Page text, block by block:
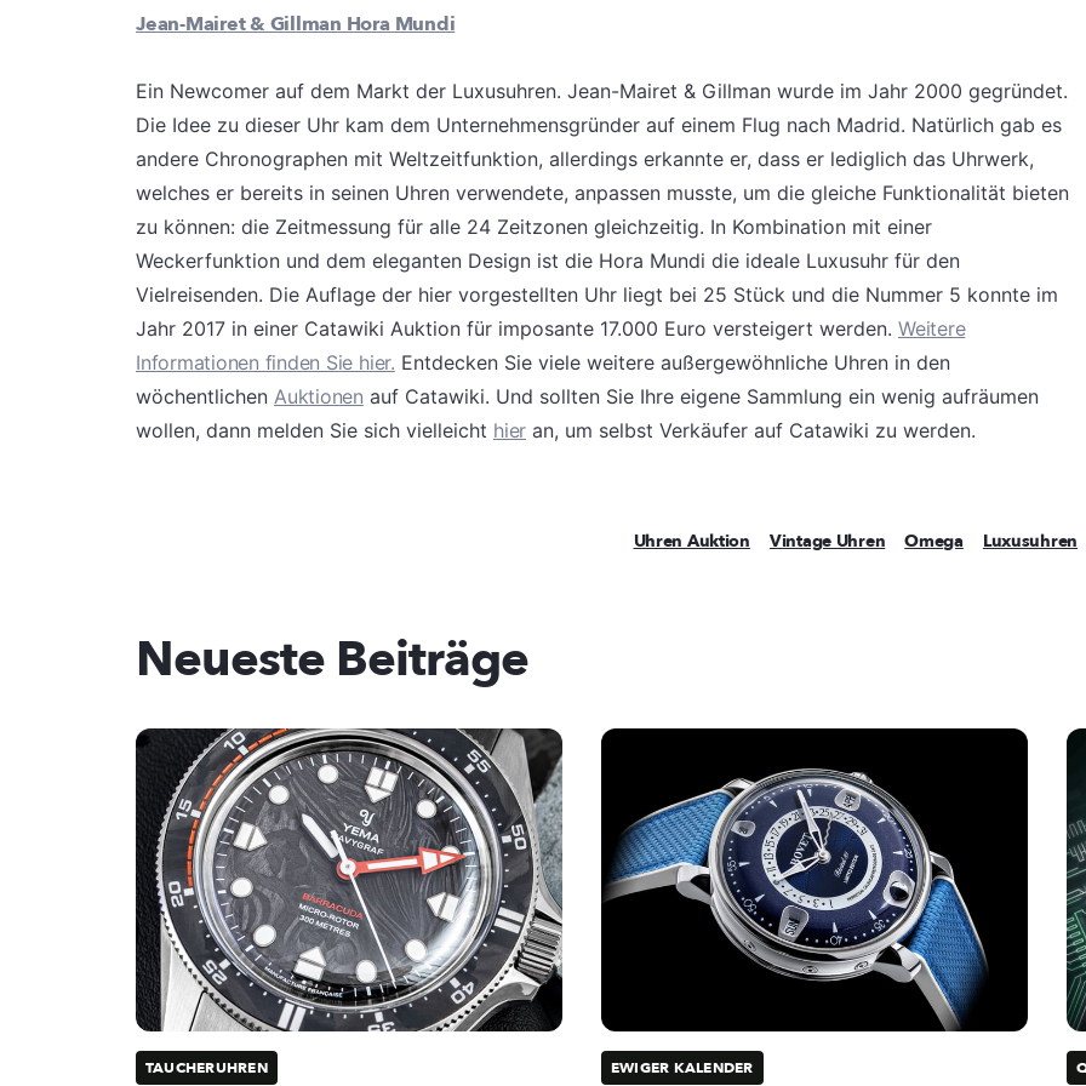
Jean-Mairet & Gillman Hora Mundi
Ein Newcomer auf dem Markt der Luxusuhren. Jean-Mairet & Gillman wurde im Jahr 2000 gegründet.
Die Idee zu dieser Uhr kam dem Unternehmensgründer auf einem Flug nach Madrid. Natürlich gab es
andere Chronographen mit Weltzeitfunktion, allerdings erkannte er, dass er lediglich das Uhrwerk,
welches er bereits in seinen Uhren verwendete, anpassen musste, um die gleiche Funktionalität bieten
zu können: die Zeitmessung für alle 24 Zeitzonen gleichzeitig. In Kombination mit einer
Weckerfunktion und dem eleganten Design ist die Hora Mundi die ideale Luxusuhr für den
Vielreisenden. Die Auflage der hier vorgestellten Uhr liegt bei 25 Stück und die Nummer 5 konnte im
Jahr 2017 in einer Catawiki Auktion für imposante 17.000 Euro versteigert werden. Weitere
Informationen finden Sie hier. Entdecken Sie viele weitere außergewöhnliche Uhren in den
wöchentlichen Auktionen auf Catawiki. Und sollten Sie Ihre eigene Sammlung ein wenig aufräumen
wollen, dann melden Sie sich vielleicht hier an, um selbst Verkäufer auf Catawiki zu werden.
Uhren Auktion Vintage Uhren Omega Luxusuhren
Neueste Beiträge
TAUCHERUHREN EWIGER KALENDER